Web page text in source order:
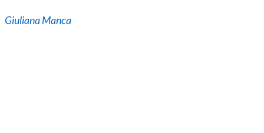
Giuliana Manca